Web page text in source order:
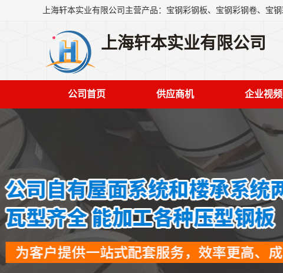
上海轩本实业有限公司
公司首页 供应商机 企业视频